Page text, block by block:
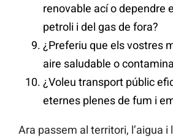
renovable ací o dependre
petroli i del gas de fora?
¿Preferiu que els vostres
aire saludable o
¿Voleu transport públic
eternes plenes de fum i
Ara passem al territori, l’aigua